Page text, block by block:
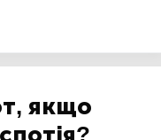
якщо